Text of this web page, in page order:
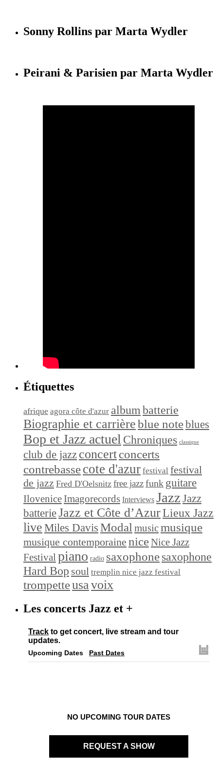
Sonny Rollins par Marta Wydler
Peirani & Parisien par Marta Wydler
Étiquettes
afrique agora côte d'azur album batterie
Biographie et carrièreblue noteblues
Bop et Jazz actuel Chroniques classique
club de jazz concertconcerts
contrebassecote d'azur festival festival
de jazz Fred D'Oelsnitz free jazzfunk guitare
Ilovenice Imagorecords Interviews Jazz Jazz
batterieJazz et Côte d’AzurLieux Jazz
live Miles Davis Modal musicmusique
musique contemporaine niceNice Jazz
Festivalpiano radio saxophonesaxophone
Hard Bop soul tremplin nice jazz festival
trompetteusavoix
Les concerts Jazz et +
Track to get concert, live stream and tour
updates.
Upcoming Dates Past Dates
NO UPCOMING TOUR DATES
REQUEST A SHOW